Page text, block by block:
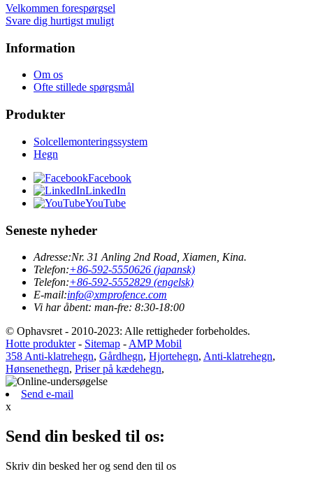
Velkommen forespørgsel
Svare dig hurtigst muligt
Information
Om os
Ofte stillede spørgsmål
Produkter
Solcellemonteringssystem
Hegn
Facebook
LinkedIn
YouTube
Seneste nyheder
Adresse:Nr. 31 Anling 2nd Road, Xiamen, Kina.
Telefon:+86-592-5550626 (japansk)
Telefon:+86-592-5552829 (engelsk)
E-mail:info@xmprofence.com
Vi har åbent: man-fre: 8:30-18:00
© Ophavsret - 2010-2023: Alle rettigheder forbeholdes.
Hotte produkter- Sitemap - AMP Mobil
358 Anti-klatrehegn, Gårdhegn, Hjortehegn, Anti-klatrehegn,
Hønsenethegn, Priser på kædehegn,
Send e-mail
x
Send din besked til os:
Skriv din besked her og send den til os